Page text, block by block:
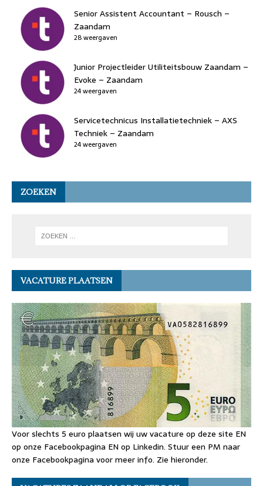
Senior Assistent Accountant – Rousch –
Zaandam
28 weergaven
Junior Projectleider Utiliteitsbouw Zaandam –
Evoke – Zaandam
24 weergaven
Servicetechnicus Installatietechniek – AXS
Techniek – Zaandam
24 weergaven
ZOEKEN
VACATURE PLAATSEN
Voor slechts 5 euro plaatsen wij uw vacature op deze site EN
op onze Facebookpagina EN op Linkedin. Stuur een PM naar
onze Facebookpagina voor meer info. Zie hieronder.